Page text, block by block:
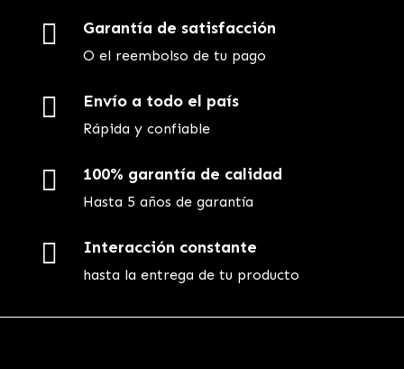
 Garantía de satisfacción
O el reembolso de tu pago
 Envío a todo el país
Rápida y confiable
 100% garantía de calidad
Hasta 5 años de garantía
 Interacción constante
hasta la entrega de tu producto